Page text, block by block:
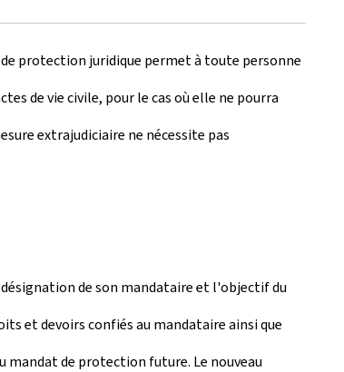
protection juridique permet à toute personne
de vie civile, pour le cas où elle ne pourra
extrajudiciaire ne nécessite pas
de son mandataire et l'objectif du
et devoirs confiés au mandataire ainsi que
de protection future. Le nouveau